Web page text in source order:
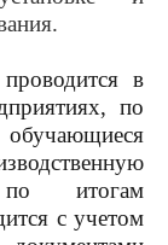
в
по
по итогам
с учетом